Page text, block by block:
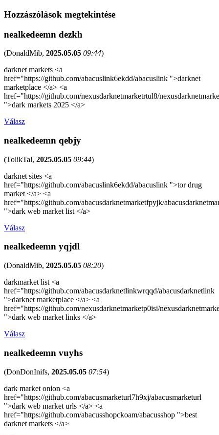
Hozzászólások megtekintése
nealkedeemn dezkh
(DonaldMib, 2025.05.05 09:44)
darknet markets <a
href="https://github.com/abacuslink6ekdd/abacuslink ">darknet
marketplace </a> <a
href="https://github.com/nexusdarknetmarketrtul8/
">dark markets 2025 </a>
Válasz
nealkedeemn qebjy
(TolikTal, 2025.05.05 09:44)
darknet sites <a
href="https://github.com/abacuslink6ekdd/abacuslink ">tor drug
market </a> <a
href="https://github.com/abacusdarknetmarketfpyjk/
">dark web market list </a>
Válasz
nealkedeemn yqjdl
(DonaldMib, 2025.05.05 08:20)
darkmarket list <a
href="https://github.com/abacusdarknetlinkwrqqd/abacusdarknetlink
">darknet marketplace </a> <a
href="https://github.com/nexusdarknetmarketp0isi/
">dark web market links </a>
Válasz
nealkedeemn vuyhs
(DonDonInifs, 2025.05.05 07:54)
dark market onion <a
href="https://github.com/abacusmarketurl7h9xj/abacusmarketurl
">dark web market urls </a> <a
href="https://github.com/abacusshopckoam/abacusshop ">best
darknet markets </a>